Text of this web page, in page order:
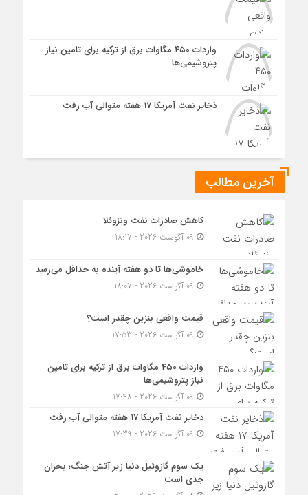
واردات ۴۵۰ مگاوات برق از ترکیه برای تامین نیاز
پتروشیمی‌ها
ذخایر نفت آمریکا 17 هفته متوالی آب رفت
آخرین مطالب
کاهش صادرات نفت ونزوئلا
خاموشی‌ها تا دو هفته آینده به حداقل می‌رسد
قیمت واقعی بنزین چقدر است؟
واردات ۴۵۰ مگاوات برق از ترکیه برای تامین
نیاز پتروشیمی‌ها
ذخایر نفت آمریکا 17 هفته متوالی آب رفت
یک سوم گازوئیل دنیا زیر آتش جنگ؛ بحران
جدی است